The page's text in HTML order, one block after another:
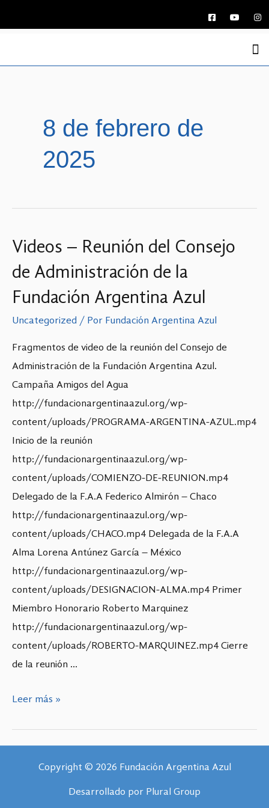
8 de febrero de
2025
Videos – Reunión del Consejo
de Administración de la
Fundación Argentina Azul
Uncategorized / Por Fundación Argentina Azul
Fragmentos de video de la reunión del Consejo de
Administración de la Fundación Argentina Azul.
Campaña Amigos del Agua
http://fundacionargentinaazul.org/wp-
content/uploads/PROGRAMA-ARGENTINA-AZUL.mp4
Inicio de la reunión
http://fundacionargentinaazul.org/wp-
content/uploads/COMIENZO-DE-REUNION.mp4
Delegado de la F.A.A Federico Almirón – Chaco
http://fundacionargentinaazul.org/wp-
content/uploads/CHACO.mp4 Delegada de la F.A.A
Alma Lorena Antúnez García – México
http://fundacionargentinaazul.org/wp-
content/uploads/DESIGNACION-ALMA.mp4 Primer
Miembro Honorario Roberto Marquinez
http://fundacionargentinaazul.org/wp-
content/uploads/ROBERTO-MARQUINEZ.mp4 Cierre
de la reunión …
Leer más »
Copyright © 2026 Fundación Argentina Azul
Desarrollado por Plural Group